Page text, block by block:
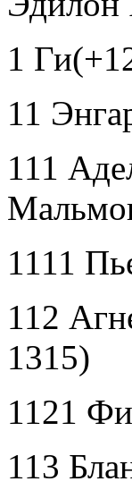
1
11
111
1111
112
1315)
1121
113